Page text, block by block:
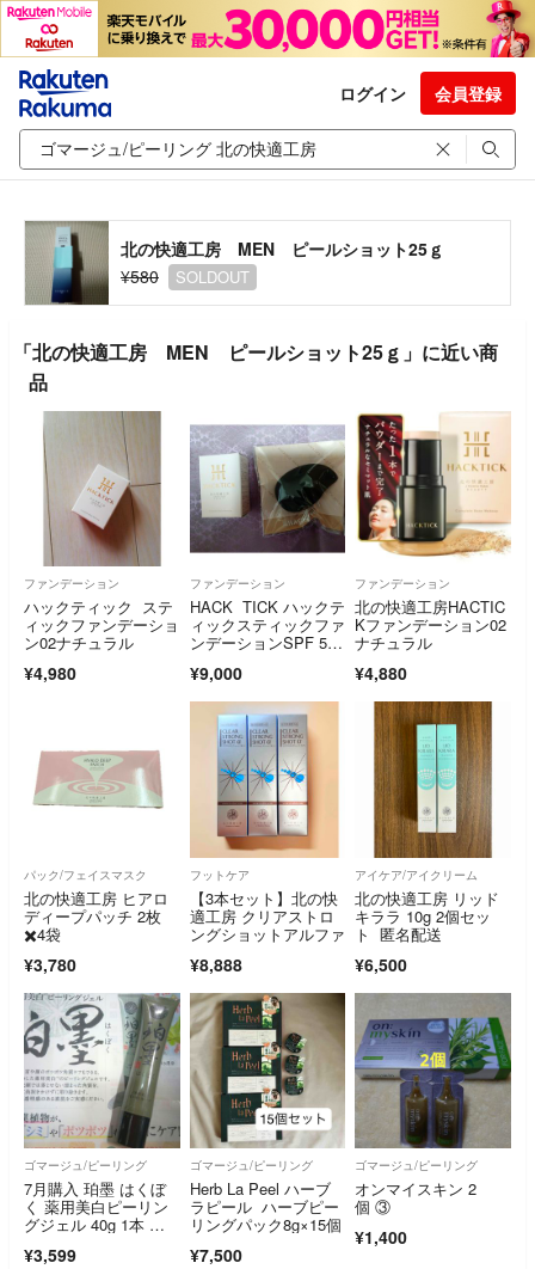
ログイン 会員登録
北の快適工房 MEN ピールショット25ｇ
¥580
SOLDOUT
「北の快適工房 MEN ピールショット25ｇ」に近い商
品
ファンデーション
ハックティック ステ
ィックファンデーショ
ン02ナチュラル
¥4,980
ファンデーション
HACK TICK ハックテ
ィックスティックファ
ンデーションSPF 50P
ラルしずく型スポンジ
付2セット
¥9,000
ファンデーション
北の快適工房HACTIC
Kファンデーション02
ナチュラル
¥4,880
パック/フェイスマスク
北の快適工房 ヒアロ
ディープパッチ 2枚
✖️4袋
¥3,780
フットケア
【3本セット】北の快
適工房 クリアストロ
ングショットアルファ
¥8,888
アイケア/アイクリーム
北の快適工房 リッド
キララ 10g 2個セッ
ト 匿名配送
¥6,500
ゴマージュ/ピーリング
7月購入 珀墨 はくぼ
く 薬用美白ピーリン
グジェル 40g 1本 新
¥3,599
ゴマージュ/ピーリング
Herb La Peel ハーブ
ラピール ハーブピー
リングパック8g×15個
¥7,500
ゴマージュ/ピーリング
オンマイスキン 2
個 ③
¥1,400